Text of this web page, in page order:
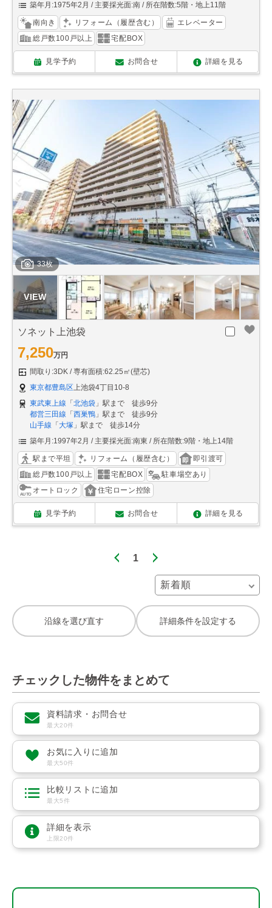
築年月:1975年2月
主要採光面:南 所在階数:5階・地上11階
南向き リフォーム（履歴含む）
エレベーター
総戸数100戸以上
宅配BOX
見学予約 お問合せ 詳細を見る
33枚
ソネット上池袋
7,250万円
間取り:3DK
専有面積:62.25㎡(壁芯)
東京都豊島区 上池袋4丁目10-8
東武東上線 「北池袋 」駅まで 徒歩9分
都営三田線 「西巣鴨 」駅まで 徒歩9分
山手線 「大塚 」駅まで 徒歩14分
築年月:1997年2月
主要採光面:南東 所在階数:9階・地上14階
駅まで平坦 リフォーム（履歴含む）
即引渡可
総戸数100戸以上
宅配BOX
駐車場空あり
オートロック
住宅ローン控除
見学予約 お問合せ 詳細を見る
1
沿線を選び直す 詳細条件を設定する
チェックした物件をまとめて
資料請求・お問合せ
最大20件
お気に入りに追加
最大50件
比較リストに追加
最大5件
詳細を表示
上限20件